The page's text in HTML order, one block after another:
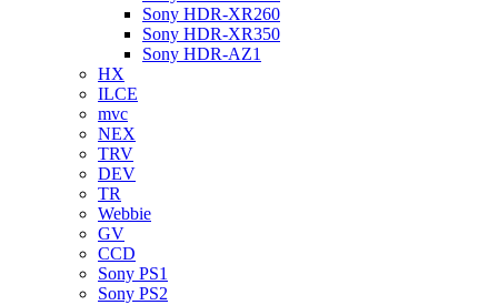
Sony HDR-XR260
Sony HDR-XR350
Sony HDR-AZ1
HX
ILCE
mvc
NEX
TRV
DEV
TR
Webbie
GV
CCD
Sony PS1
Sony PS2